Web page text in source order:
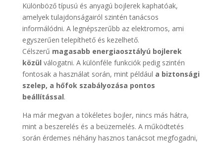
Különböző típusú és anyagú bojlerek kaphatóak,
amelyek tulajdonságairól szintén tanácsos
informálódni. A legnépszerűbb az elektromos, ami
egyszerűen telepíthető és kezelhető.
Célszerű magasabb energiaosztályú bojlerek
közül válogatni. A különféle funkciók pedig szintén
fontosak a használat során, mint például a biztonsági
szelep, a hőfok szabályozása pontos
beállítással.
Ha már megvan a tökéletes bojler, nincs más hátra,
mint a beszerelés és a beüzemelés. A működtetés
során érdemes néhány hasznos tanácsot megfogadni,